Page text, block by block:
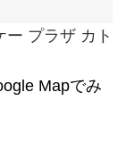
ー プラザ カト
Mapでみ